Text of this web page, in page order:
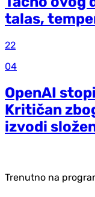
talas,
22
04
OpenAI
Kritičan
izvodi
Trenutno na